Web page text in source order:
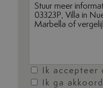
Ik accepteer
Ik ga